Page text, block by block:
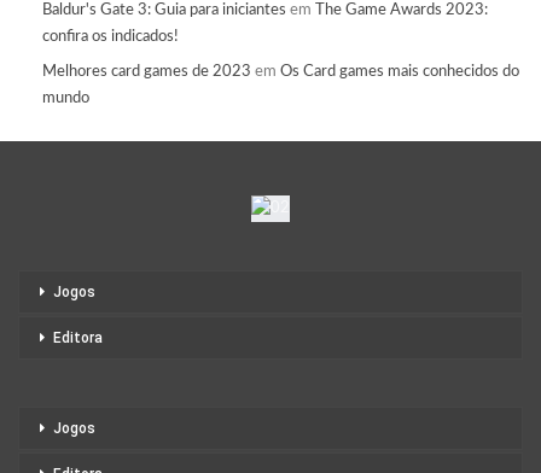
Baldur's Gate 3: Guia para iniciantes em
The Game Awards 2023:
confira os indicados!
Melhores card games de 2023 em Os Card games mais conhecidos do
mundo
Jogos
Editora
Jogos